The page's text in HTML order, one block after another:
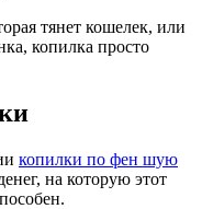
тянет кошелек, или
копилка просто
копилки по фен шую
на которую этот